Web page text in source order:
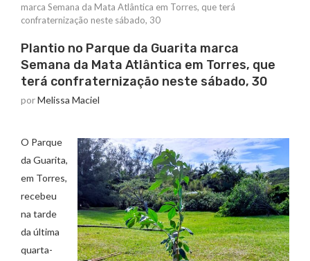
marca Semana da Mata Atlântica em Torres, que terá
confraternização neste sábado, 30
Plantio no Parque da Guarita marca
Semana da Mata Atlântica em Torres, que
terá confraternização neste sábado, 30
porMelissa Maciel
O Parque
da Guarita,
em Torres,
recebeu
na tarde
da última
quarta-